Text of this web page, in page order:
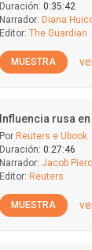
Duración: 0:35:42
Narrador: Diana
Editor: The Guardian
MUESTRA
Influencia rusa
Por Reuters e Ubook
Duración: 0:27:46
Narrador: Jacob
Editor: Reuters
MUESTRA